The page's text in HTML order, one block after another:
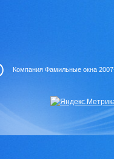
Компания Фамильные окна